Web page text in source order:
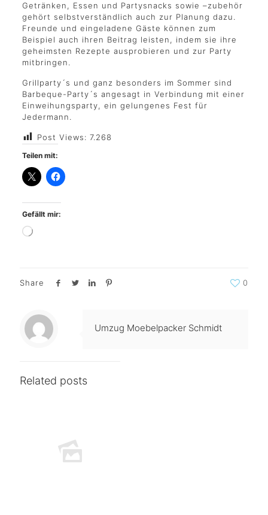
Getränken, Essen und Partysnacks sowie –zubehör
gehört selbstverständlich auch zur Planung dazu.
Freunde und eingeladene Gäste können zum
Beispiel auch ihren Beitrag leisten, indem sie ihre
geheimsten Rezepte ausprobieren und zur Party
mitbringen.
Grillparty´s und ganz besonders im Sommer sind
Barbeque-Party´s angesagt in Verbindung mit einer
Einweihungsparty, ein gelungenes Fest für
Jedermann.
Post Views: 7.268
Teilen mit:
Gefällt mir:
Share 0
Umzug Moebelpacker Schmidt
Related posts